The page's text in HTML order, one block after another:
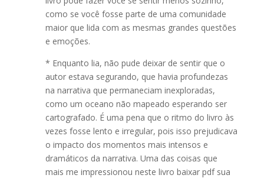
como se você fosse parte de uma comunidade
maior que lida com as mesmas grandes questões
e emoções.
* Enquanto lia, não pude deixar de sentir que o
autor estava segurando, que havia profundezas
na narrativa que permaneciam inexploradas,
como um oceano não mapeado esperando ser
cartografado. É uma pena que o ritmo do livro às
vezes fosse lento e irregular, pois isso prejudicava
o impacto dos momentos mais intensos e
dramáticos da narrativa. Uma das coisas que
mais me impressionou neste livro baixar pdf sua